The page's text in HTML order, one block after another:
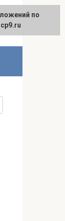
по